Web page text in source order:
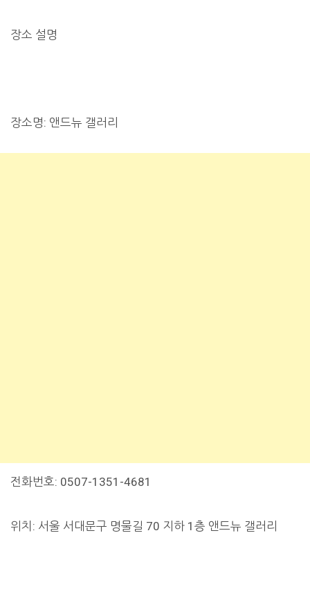
장소 설명
장소명: 앤드뉴 갤러리
전화번호: 0507-1351-4681
위치: 서울 서대문구 명물길 70 지하 1층 앤드뉴 갤러리